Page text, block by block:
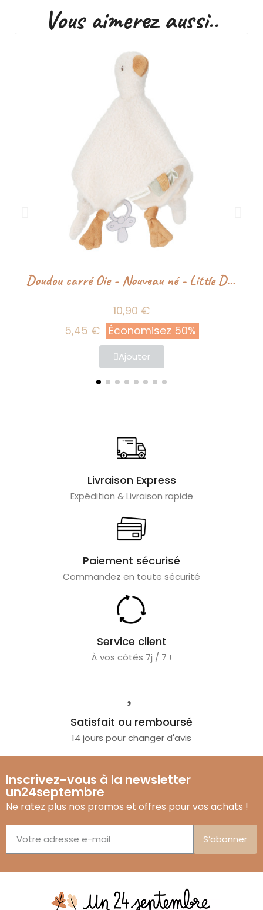
Vous aimerez aussi..
Doudou carré Oie - Nouveau né - Little Dutch
10,90 €
5,45 €
Économisez 50%
Ajouter
Livraison Express
Expédition & Livraison rapide
Paiement sécurisé
Commandez en toute sécurité
Service client
À vos côtés 7j / 7 !
Satisfait ou remboursé
14 jours pour changer d'avis
Inscrivez-vous à la newsletter
un24septembre
Ne ratez plus nos promos et offres pour vos achats !
S’abonner